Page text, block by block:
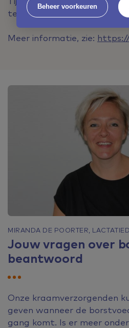
Beheer voorkeuren
te stellen via de chat.
Meer informatie, zie:
MIRANDA DE POORTER,
Jouw vragen over
beantwoord
Onze kraamverzorgenden
geven wanneer de
gang komt. Is er meer